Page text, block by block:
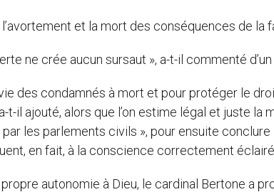
et la mort des conséquences de la
ne crée aucun sursaut », a-t-il commenté d’un
des condamnés à mort et pour protéger le
il ajouté, alors que l’on estime légal et juste la
les parlements civils », pour ensuite conclure
en fait, à la conscience correctement
autonomie à Dieu, le cardinal Bertone a